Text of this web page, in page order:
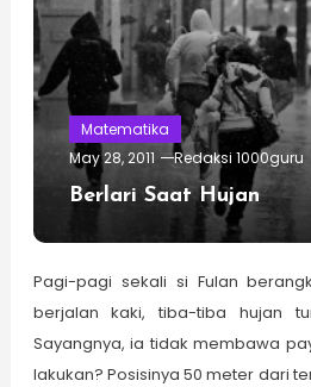
Matematika
May 28, 2011
Redaksi 1000guru
Berlari Saat Hujan
Pagi-pagi sekali si Fulan
berjalan kaki, tiba-tiba hujan
Sayangnya, ia tidak membawa
lakukan? Posisinya 50 meter dari